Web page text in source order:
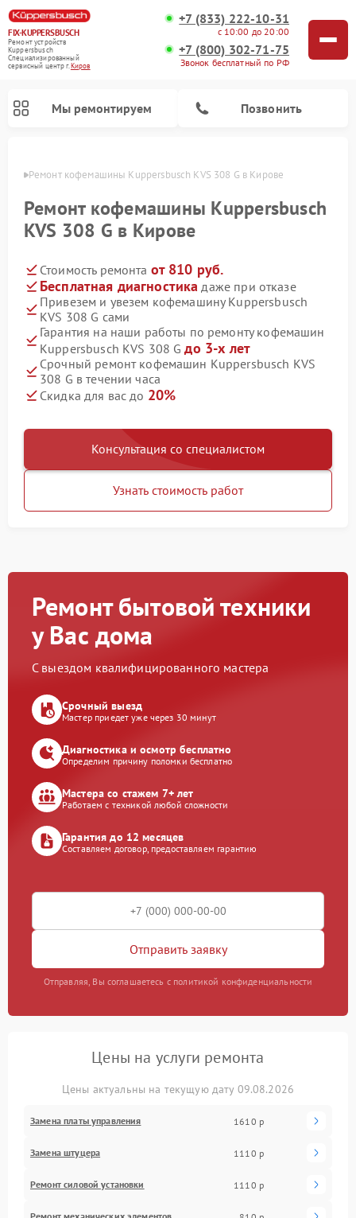
FIX-KUPPERSBUSCH
Ремонт устройств
Kuppersbusch
Специализированный
cервисный центр г.Киров
+7 (833) 222-10-31
с 10:00 до 20:00
+7 (800) 302-71-75
Звонок бесплатный по РФ
Мы ремонтируем Позвонить
Ремонт кофемашины Kuppersbusch KVS 308 G в Кирове
Ремонт кофемашины Kuppersbusch
KVS 308 G в Кирове
Стоимость ремонта от 810 руб.
Бесплатная диагностика даже при отказе
Привезем и увезем кофемашину Kuppersbusch
KVS 308 G сами
Гарантия на наши работы по ремонту кофемашин
Kuppersbusch KVS 308 Gдо 3-х лет
Срочный ремонт кофемашин Kuppersbusch KVS
308 G в течении часа
Скидка для вас до 20%
Консультация со специалистом
Узнать стоимость работ
Ремонт бытовой техники
у Вас дома
С выездом квалифицированного мастера
Срочный выезд
Мастер приедет уже через 30 минут
Диагностика и осмотр бесплатно
Определим причину поломки бесплатно
Мастера со стажем 7+ лет
Работаем с техникой любой сложности
Гарантия до 12 месяцев
Составляем договор, предоставляем гарантию
Отправить заявку
Отправляя, Вы соглашаетесь с политикой конфиденциальности
Цены на услуги ремонта
Цены актуальны на текущую дату 09.08.2026
Замена платы управления 1610 р
Замена штуцера 1110 р
Ремонт силовой установки 1110 р